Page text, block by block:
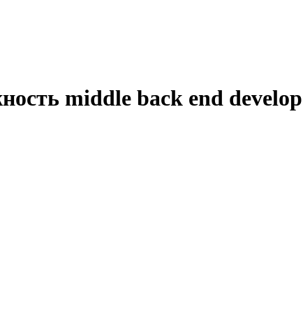
middle back end